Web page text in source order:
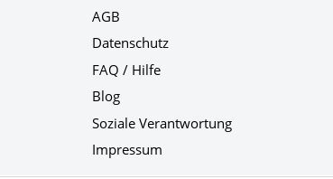
AGB
Datenschutz
FAQ / Hilfe
Blog
Soziale Verantwortung
Impressum